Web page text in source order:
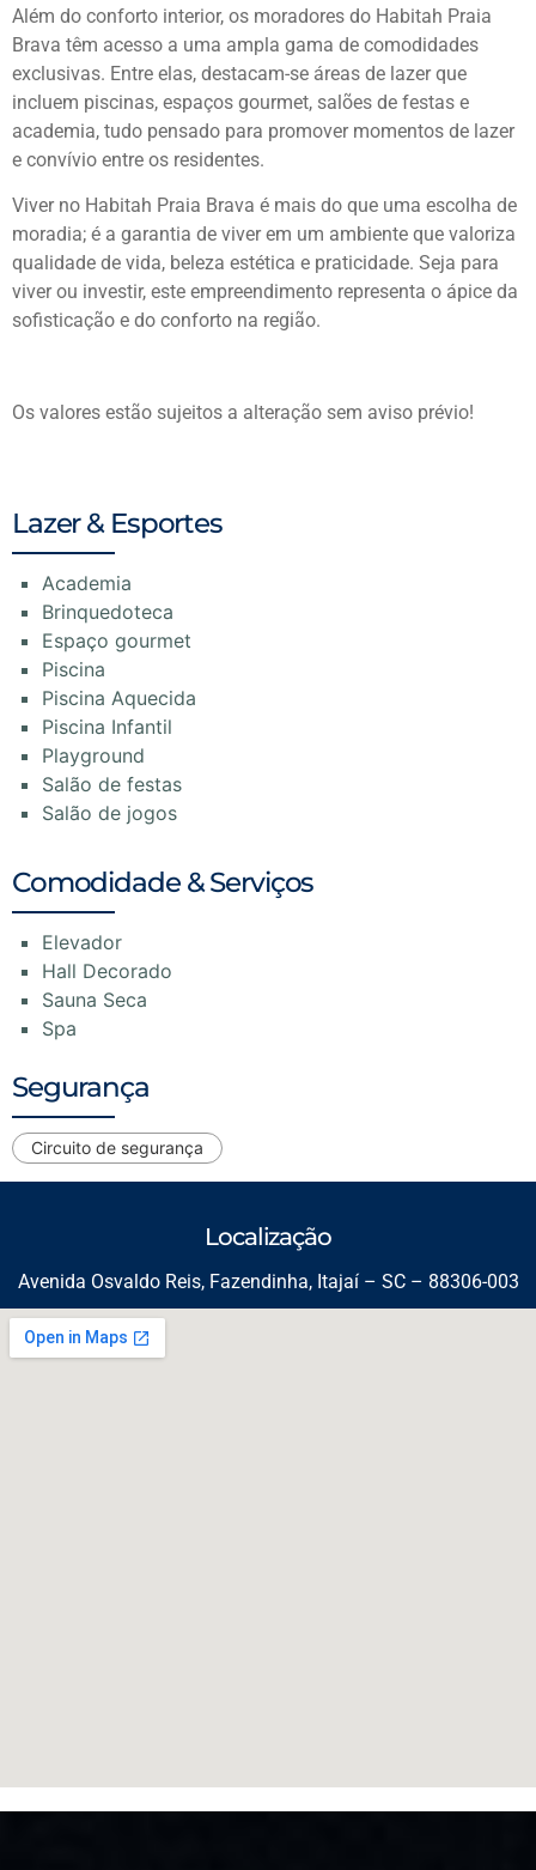
Além do conforto interior, os moradores do Habitah Praia
Brava têm acesso a uma ampla gama de comodidades
exclusivas. Entre elas, destacam-se áreas de lazer que
incluem piscinas, espaços gourmet, salões de festas e
academia, tudo pensado para promover momentos de lazer
e convívio entre os residentes.
Viver no Habitah Praia Brava é mais do que uma escolha de
moradia; é a garantia de viver em um ambiente que valoriza
qualidade de vida, beleza estética e praticidade. Seja para
viver ou investir, este empreendimento representa o ápice da
sofisticação e do conforto na região.
Os valores estão sujeitos a alteração sem aviso prévio!
Lazer & Esportes
Academia
Brinquedoteca
Espaço gourmet
Piscina
Piscina Aquecida
Piscina Infantil
Playground
Salão de festas
Salão de jogos
Comodidade & Serviços
Elevador
Hall Decorado
Sauna Seca
Spa
Segurança
Circuito de segurança
Localização
Avenida Osvaldo Reis, Fazendinha, Itajaí – SC – 88306-003